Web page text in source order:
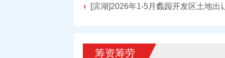
[滨湖]2026年1-5月蠡园开发区土地出
筹资筹劳